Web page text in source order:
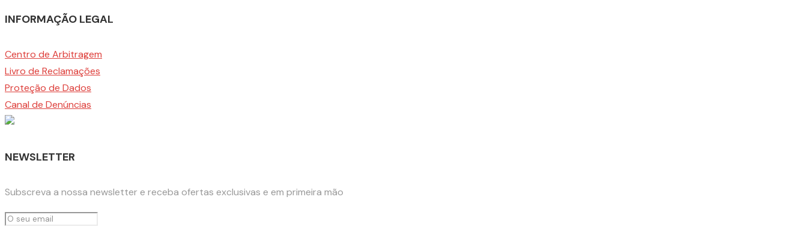
INFORMAÇÃO LEGAL
Centro de Arbitragem
Livro de Reclamações
Proteção de Dados
Canal de Denúncias
NEWSLETTER
Subscreva a nossa newsletter e receba ofertas exclusivas e em primeira mão